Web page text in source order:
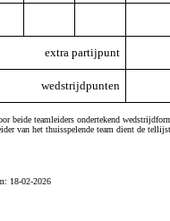
extra partijpunt
wedstrijdpunten
beide teamleiders ondertekend
van het thuisspelende team dient de
18-02-2026